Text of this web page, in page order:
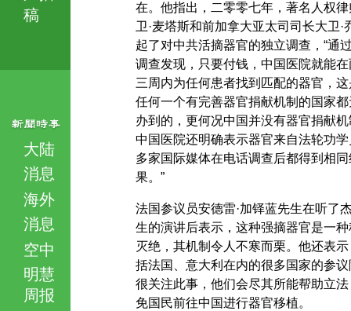
稿
大陆
消息
海外
消息
空中
明慧
周报
在。他指出，二零零七年，著名人权律
卫·麦塔斯和前加拿大亚太司司长大卫·
起了对中共活摘器官的独立调查，“通
调查发现，只要付钱，中国医院就能在
三周内为任何患者找到匹配的器官，这
任何一个有完善器官捐献机制的国家都
办到的，更何况中国并没有器官捐献机
中国医院还明确表示器官来自法轮功学
多家国际媒体在电话调查后都得到相同
果。”
法国参议员安德雷·加铎蓝先生在听了
生的演讲后表示，这种强摘器官是一种
灭绝，其机制令人不寒而栗。他还表
括法国、意大利在内的很多国家的参议
很关注此事，他们会尽其所能帮助立法
免国民前往中国进行器官移植。